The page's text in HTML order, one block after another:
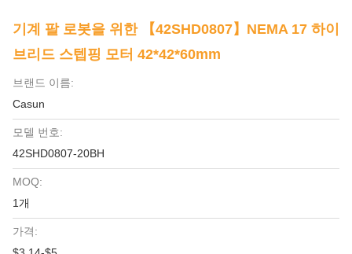
기계 팔 로봇을 위한 【42SHD0807】NEMA 17 하이
브리드 스텝핑 모터 42*42*60mm
브랜드 이름:
Casun
모델 번호:
42SHD0807-20BH
MOQ:
1개
가격: